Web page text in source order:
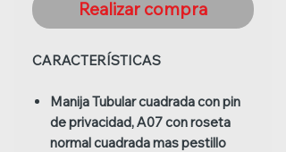
Realizar compra
CARACTERÍSTICAS
Manija Tubular cuadrada con pin
de privacidad, A07 con roseta
normal cuadrada mas pestillo